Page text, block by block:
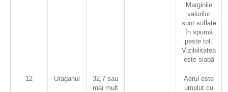
Marginile
valurilor
sunt suflate
în spumă
peste tot.
Vizibilitatea
este slabă
12 Uraganul
32,7 sau
mai mult
Aerul este
umplut cu